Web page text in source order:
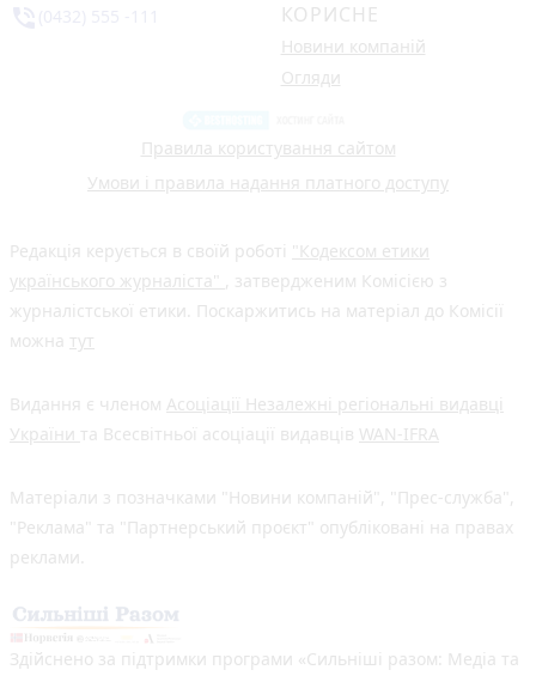
КОРИСНЕ
Новини компаній
Огляди
Правила користування сайтом
Умови і правила надання платного доступу
Редакція керується в своїй роботі "Кодексом етики
українського журналіста" , затвердженим Комісією з
журналістської етики. Поскаржитись на матеріал до Комісії
можна тут
Видання є членом Асоціації Незалежні регіональні видавці
України та Всесвітньої асоціації видавців WAN-IFRA
Матеріали з позначками "Новини компаній", "Прес-служба",
"Реклама" та "Партнерський проєкт" опубліковані на правах
реклами.
Здійснено за підтримки програми «Сильніші разом: Медіа та